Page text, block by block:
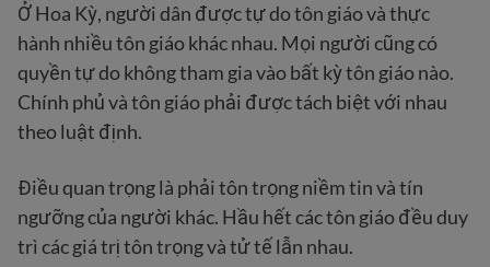
Ở Hoa Kỳ, người dân được tự do tôn giáo và thực
hành nhiều tôn giáo khác nhau. Mọi người cũng có
quyền tự do không tham gia vào bất kỳ tôn giáo nào.
Chính phủ và tôn giáo phải được tách biệt với nhau
theo luật định.
Điều quan trọng là phải tôn trọng niềm tin và tín
ngưỡng của người khác. Hầu hết các tôn giáo đều duy
trì các giá trị tôn trọng và tử tế lẫn nhau.